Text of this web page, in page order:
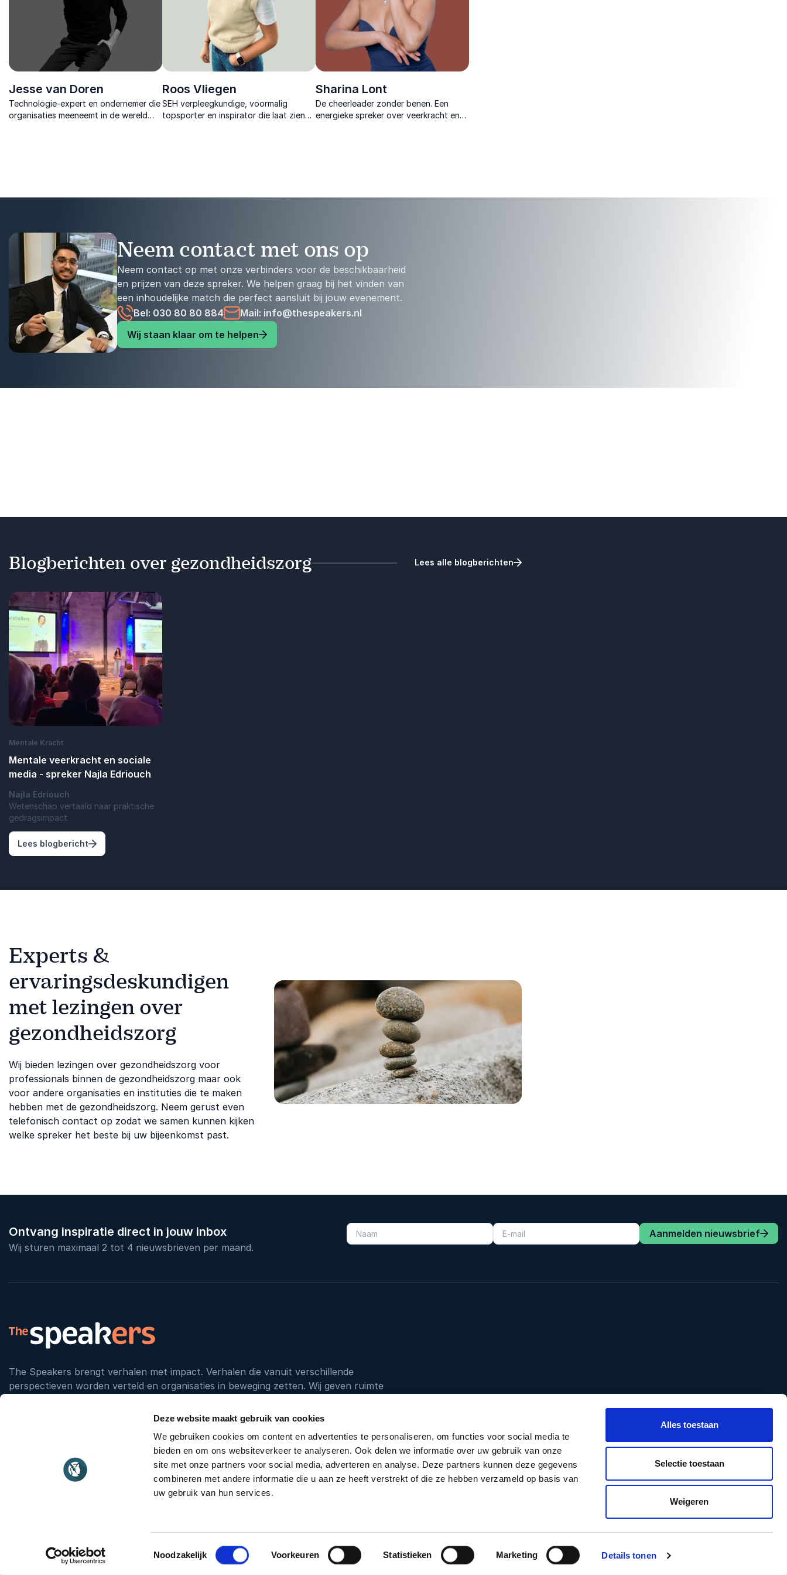
Deze website maakt gebruik van cookies
We gebruiken cookies om content en advertenties te personaliseren, om functies voor social media te
bieden en om ons websiteverkeer te analyseren. Ook delen we informatie over uw gebruik van onze
site met onze partners voor social media, adverteren en analyse. Deze partners kunnen deze gegevens
combineren met andere informatie die u aan ze heeft verstrekt of die ze hebben verzameld op basis van
uw gebruik van hun services.
Toestemmingsselectie
Noodzakelijk Voorkeuren Statistieken Marketing Details tonen
Alles toestaan
Selectie toestaan
Weigeren
Jesse van Doren
Technologie-expert en ondernemer die
organisaties meeneemt in de wereld
Roos Vliegen
SEH verpleegkundige, voormalig
topsporter en inspirator die laat zien
Sharina Lont
De cheerleader zonder benen. Een
energieke spreker over veerkracht en
Neem contact met ons op
Neem contact op met onze verbinders voor de beschikbaarheid
en prijzen van deze spreker. We helpen graag bij het vinden van
een inhoudelijke match die perfect aansluit bij jouw evenement.
Bel: 030 80 80 884
Mail: info@thespeakers.nl
Wij staan klaar om te helpen
Blogberichten over gezondheidszorg
Mentale Kracht
Mentale veerkracht en sociale
media - spreker Najla Edriouch
Najla Edriouch
Wetenschap vertaald naar praktische
gedragsimpact
Lees blogbericht: Mentale veerkracht en sociale media - spreker Najla Edriouch
Lees alle blogberichten
Experts &
ervaringsdeskundigen
met lezingen over
gezondheidszorg
Wij bieden lezingen over gezondheidszorg voor
professionals binnen de gezondheidszorg maar ook
voor andere organisaties en instituties die te maken
hebben met de gezondheidszorg. Neem gerust even
telefonisch contact op zodat we samen kunnen kijken
welke spreker het beste bij uw bijeenkomst past.
Ontvang inspiratie direct in jouw inbox
Wij sturen maximaal 2 tot 4 nieuwsbrieven per maand.
Aanmelden nieuwsbrief
The Speakers brengt verhalen met impact. Verhalen die vanuit verschillende
perspectieven worden verteld en organisaties in beweging zetten. Wij geven ruimte
Neem vrijblijvend contact met ons op 030 80 80 884
3521 AZ Utrecht info@thespeakers.nlTelefoon: 030 80 80 884Privacybeleid Over The Speakers